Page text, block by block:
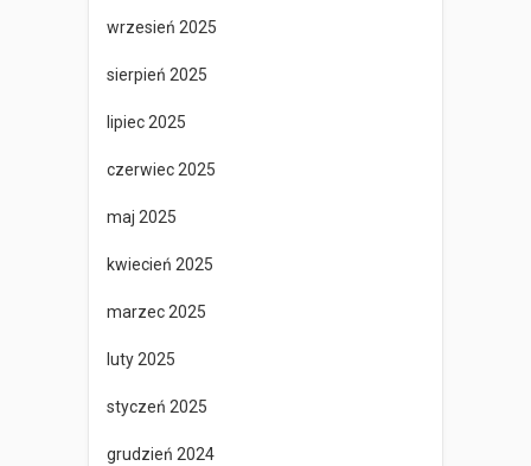
wrzesień 2025
sierpień 2025
lipiec 2025
czerwiec 2025
maj 2025
kwiecień 2025
marzec 2025
luty 2025
styczeń 2025
grudzień 2024